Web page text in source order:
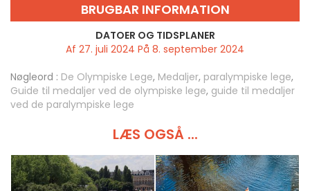
BRUGBAR INFORMATION
DATOER OG TIDSPLANER
Af 27. juli 2024 På 8. september 2024
Nøgleord : De Olympiske Lege, Medaljer, paralympiske lege,
Guide til medaljer ved de olympiske lege, guide til medaljer
ved de paralympiske lege
LÆS OGSÅ ...